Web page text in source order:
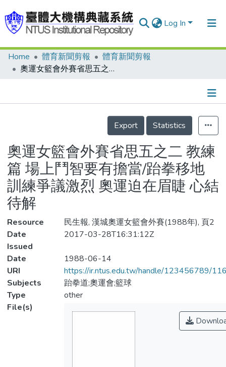
Log In
Communities & Collections
Statistics
Home 體育新聞剪報
體育新聞剪報
奧運女籃會外賽省思五之二 教練篇 場上鬥智要有擔當/跆拳移地訓練爭議激烈 奧運迫在眉睫 心結待解
Details
Export
Statistics
奧運女籃會外賽省思五之二 教練
篇 場上鬥智要有擔當/跆拳移地
訓練爭議激烈 奧運迫在眉睫 心結
待解
Resource
民生報, 漢城奧運女籃會外賽(1988年), 頁2
Date
Issued
2017-03-28T16:31:12Z
Date
1988-06-14
URI
https://ir.ntus.edu.tw/handle/123456789/
Subjects
跆拳道;奧運會;籃球
Type
other
File(s)